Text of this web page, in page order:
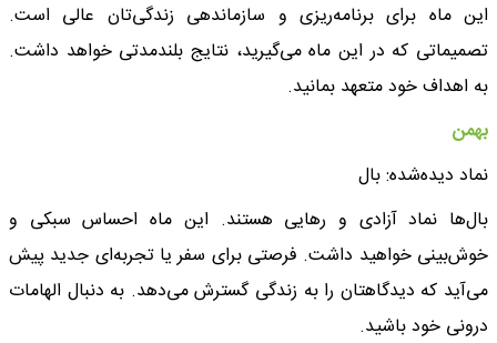
این ماه برای برنامه‌ریزی و سازماندهی زندگی‌تان عالی است.
تصمیماتی که در این ماه می‌گیرید، نتایج بلندمدتی خواهد داشت.
به اهداف خود متعهد بمانید.
بهمن
نماد دیده‌شده: بال
بال‌ها نماد آزادی و رهایی هستند. این ماه احساس سبکی و
خوش‌بینی خواهید داشت. فرصتی برای سفر یا تجربه‌ای جدید پیش
می‌آید که دیدگاهتان را به زندگی گسترش می‌دهد. به دنبال الهامات
درونی خود باشید.